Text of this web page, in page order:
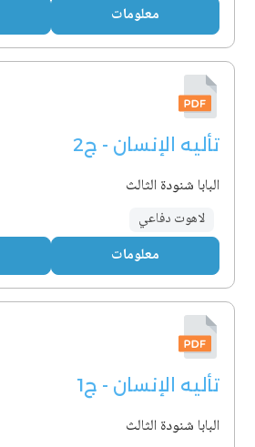
معلومات
تأليه الإنسان - ج2
البابا شنودة الثالث
لاهوت دفاعي
معلومات
تأليه الإنسان - ج1
البابا شنودة الثالث